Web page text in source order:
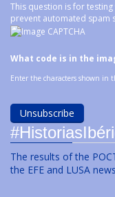
This question is for
prevent automated spam
What code is in the
Enter the characters shown in
The results of the
the EFE and LUSA